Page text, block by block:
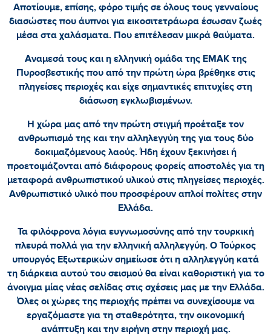
Αποτίουμε, επίσης, φόρο τιμής σε όλους τους γενναίους
διασώστες που άυπνοι για εικοσιτετράωρα έσωσαν ζωές
μέσα στα χαλάσματα. Που επιτέλεσαν μικρά θαύματα.
Αναμεσά τους και η ελληνική ομάδα της ΕΜΑΚ της
Πυροσβεστικής που από την πρώτη ώρα βρέθηκε στις
πληγείσες περιοχές και είχε σημαντικές επιτυχίες στη
διάσωση εγκλωβισμένων.
Η χώρα μας από την πρώτη στιγμή προέταξε τον
ανθρωπισμό της και την αλληλεγγύη της για τους δύο
δοκιμαζόμενους λαούς. Ήδη έχουν ξεκινήσει ή
προετοιμάζονται από διάφορους φορείς αποστολές για τη
μεταφορά ανθρωπιστικού υλικού στις πληγείσες περιοχές.
Ανθρωπιστικό υλικό που προσφέρουν απλοί πολίτες στην
Ελλάδα.
Τα φιλόφρονα λόγια ευγνωμοσύνης από την τουρκική
πλευρά πολλά για την ελληνική αλληλεγγύη. Ο Τούρκος
υπουργός Εξωτερικών σημείωσε ότι η αλληλεγγύη κατά
τη διάρκεια αυτού του σεισμού θα είναι καθοριστική για το
άνοιγμα μίας νέας σελίδας στις σχέσεις μας με την Ελλάδα.
Όλες οι χώρες της περιοχής πρέπει να συνεχίσουμε να
εργαζόμαστε για τη σταθερότητα, την οικονομική
ανάπτυξη και την ειρήνη στην περιοχή μας.